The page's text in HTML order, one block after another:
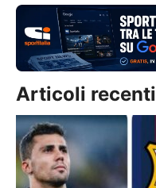
Articoli recenti